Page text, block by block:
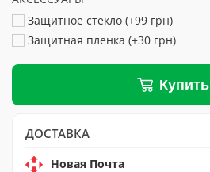
Защитное стекло (+99 грн)
Защитная пленка (+30 грн)
Купить
ДОСТАВКА
Новая Почта